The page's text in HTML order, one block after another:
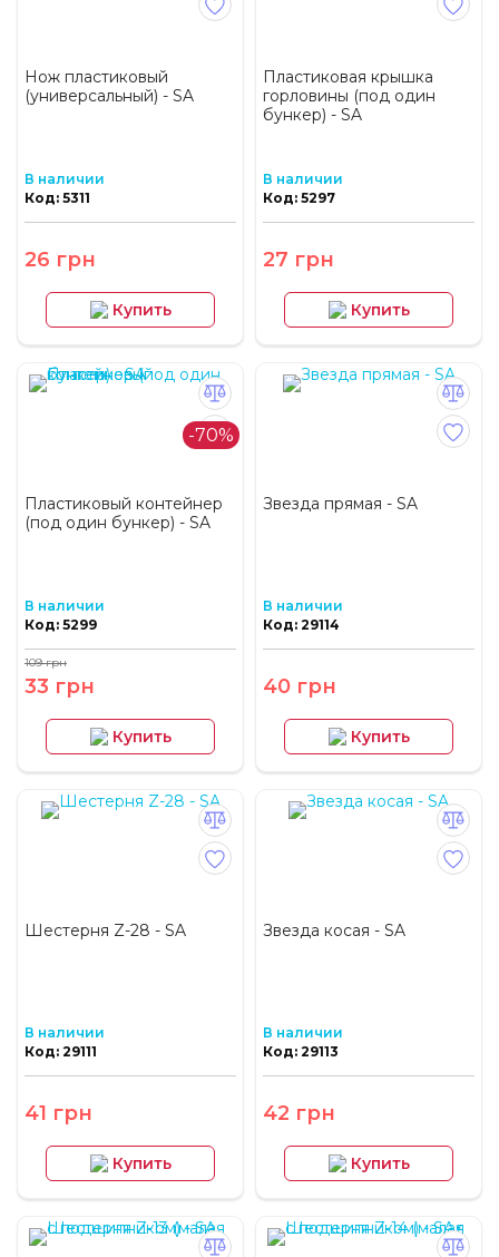
Нож пластиковый
(универсальный) - SA
В наличии
Код: 5311
26 грн
Купить
Пластиковая крышка
горловины (под один
бункер) - SA
В наличии
Код: 5297
27 грн
Купить
-70%
Пластиковый контейнер
(под один бункер) - SA
В наличии
Код: 5299
33 грн
109 грн
Купить
Звезда прямая - SA
В наличии
Код: 29114
40 грн
Купить
Шестерня Z-28 - SA
В наличии
Код: 29111
41 грн
Купить
Звезда косая - SA
В наличии
Код: 29113
42 грн
Купить